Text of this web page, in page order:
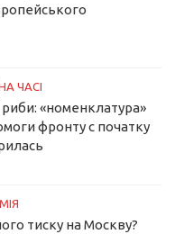
ЧАСІ
«номенклатура»
фронту с початку
тиску на Москву?